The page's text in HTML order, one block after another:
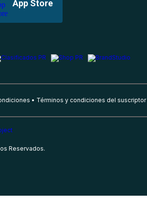
App Store
Términos y condiciones del suscriptor
Reservados.